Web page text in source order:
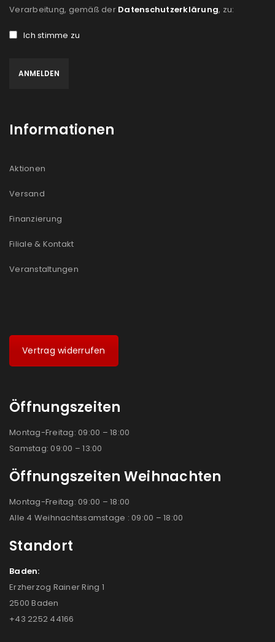
Verarbeitung, gemäß der Datenschutzerklärung, zu:
Ich stimme zu
Informationen
Aktionen
Versand
Finanzierung
Filiale & Kontakt
Veranstaltungen
Vertrag widerrufen
Öffnungszeiten
Montag-Freitag: 09:00 – 18:00
Samstag: 09:00 – 13:00
Öffnungszeiten Weihnachten
Montag-Freitag: 09:00 – 18:00
Alle 4 Weihnachtssamstage : 09:00 – 18:00
Standort
Baden:
Erzherzog Rainer Ring 1
2500 Baden
+43 2252 44166